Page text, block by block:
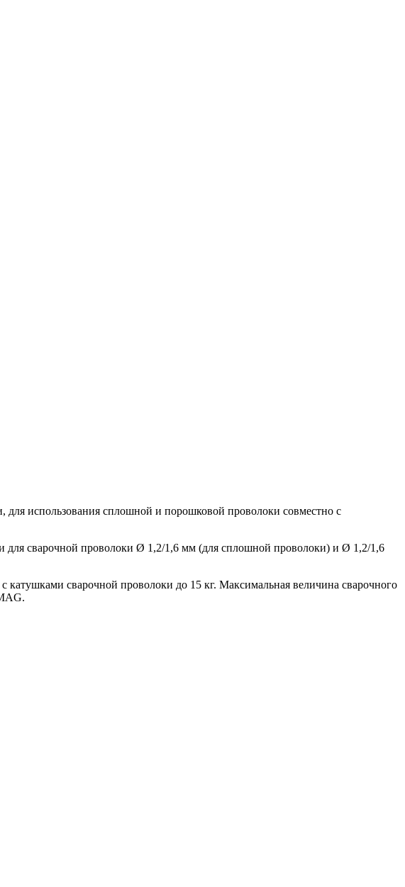
использования сплошной и порошковой проволоки совместно с
для сварочной проволоки Ø 1,2/1,6 мм (для сплошной проволоки) и Ø 1,2/1,6
сварочной проволоки до 15 кг. Максимальная величина сварочного